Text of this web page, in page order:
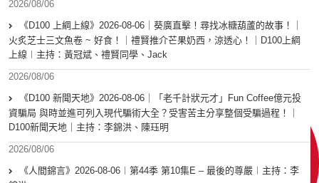
2026/08/06
《D100 上綱上線》2026-08-06｜葵廣直擊！尋找冰糖葫蘆的故事！｜
火炙芝士三文魚卷 ~ 好食！｜禮賢推介芒果奶西，涼透心！｜D100上綱
上線︱主持：黃冠斌、禮賢同學、Jack
2026/08/06
《D100 新聞天地》2026-08-06｜「老千計狀元才」Fun Coffee億元投
資騙局 與時並進可列入現代騙術大全？受害苦主分享整個受騙過程！｜
D100新聞天地｜主持：李錦洪、陳珏明
2026/08/06
《人間錦言》2026-08-06︱第44季 第10集E – 最後的尊嚴︱主持：李